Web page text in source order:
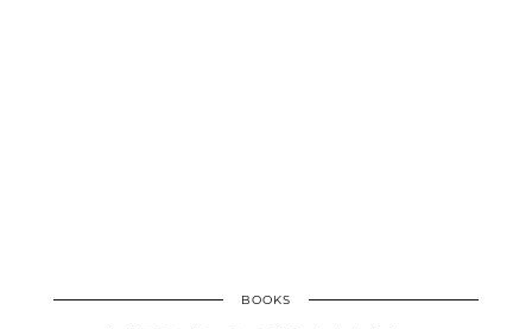
BOOKS